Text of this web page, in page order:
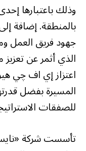
وذلك باعتبارها
بالمنطقة. إضافة
جهود فريق العمل
الذي أثمر عن تعزيز
اعتزاز إي اف چي
المسيرة بفضل
للصفقات